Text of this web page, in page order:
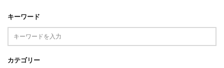
キーワード
カテゴリー